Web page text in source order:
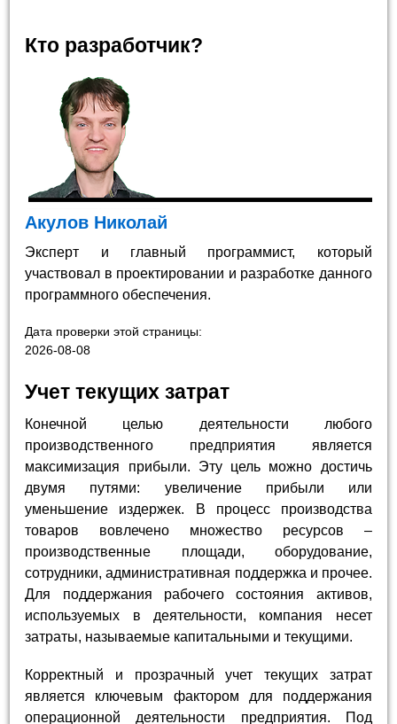
Кто разработчик?
Акулов Николай
Эксперт и главный программист, который
участвовал в проектировании и разработке данного
программного обеспечения.
Дата проверки этой страницы:
2026-08-08
Учет текущих затрат
Конечной целью деятельности любого
производственного предприятия является
максимизация прибыли. Эту цель можно достичь
двумя путями: увеличение прибыли или
уменьшение издержек. В процесс производства
товаров вовлечено множество ресурсов –
производственные площади, оборудование,
сотрудники, административная поддержка и прочее.
Для поддержания рабочего состояния активов,
используемых в деятельности, компания несет
затраты, называемые капитальными и текущими.
Корректный и прозрачный учет текущих затрат
является ключевым фактором для поддержания
операционной деятельности предприятия. Под